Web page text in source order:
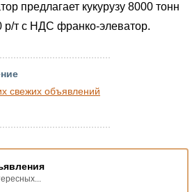
предлагает кукурузу 8000 тонн
р/т с НДС франко-элеватор.
свежих объявлений